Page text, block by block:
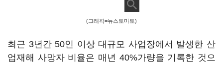
(그래픽=뉴스토마토)
최근 3년간 50인 이상 대규모 사업장에서 발생한 산
업재해 사망자 비율은 매년 40%가량을 기록한 것으